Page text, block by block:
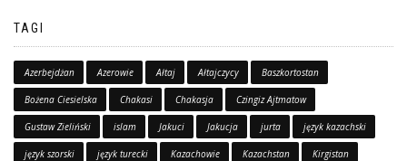
TAGI
Azerbejdżan Azerowie Ałtaj Ałtajczycy Baszkortostan
Bożena Ciesielska Chakasi Chakasja Czingiz Ajtmatow
Gustaw Zieliński islam Jakuci Jakucja jurta język kazachski
język szorski język turecki Kazachowie Kazachstan Kirgistan